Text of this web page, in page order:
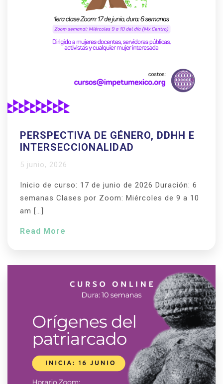
PERSPECTIVA DE GÉNERO, DDHH E
INTERSECCIONALIDAD
5 junio, 2026
Inicio de curso: 17 de junio de 2026 Duración: 6
semanas Clases por Zoom: Miércoles de 9 a 10
am […]
Read More